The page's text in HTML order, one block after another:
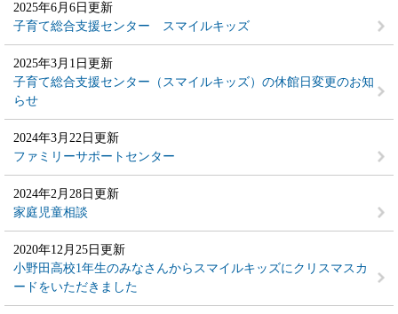
2025年6月6日更新
子育て総合支援センター スマイルキッズ
2025年3月1日更新
子育て総合支援センター（スマイルキッズ）の休館日変更のお知
らせ
2024年3月22日更新
ファミリーサポートセンター
2024年2月28日更新
家庭児童相談
2020年12月25日更新
小野田高校1年生のみなさんからスマイルキッズにクリスマスカ
ードをいただきました